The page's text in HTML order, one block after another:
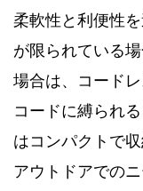
柔軟性と利便性
が限られている
場合は、コード
コードに縛られ
はコンパクトで収
アウトドアでの